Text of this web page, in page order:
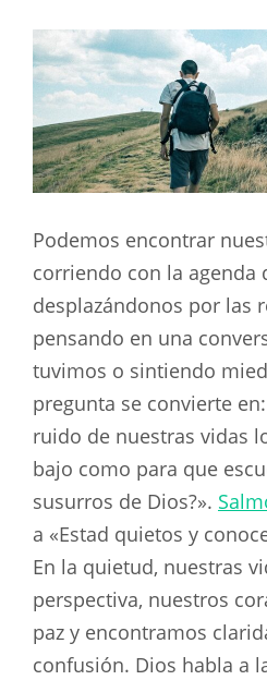
Podemos encontrar
corriendo con la agenda
desplazándonos por las
pensando en una
tuvimos o sintiendo
pregunta se convierte
ruido de nuestras vidas
bajo como para que
susurros de Dios?».
a «Estad quietos y
En la quietud, nuestras
perspectiva, nuestros
paz y encontramos
confusión. Dios habla a